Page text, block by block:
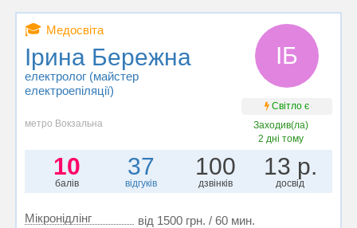
🎓 Медосвіта
Ірина Бережна
електролог (майстер
електроепіляції)
ІБ
Світло є
метро Вокзальна
Заходив(ла)
2 дні тому
10
балів
37
відгуків
100
дзвінків
13 р.
досвід
Мікронідлінг від 1500 грн. / 60 мин.